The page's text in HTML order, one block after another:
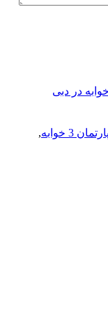
آپارتمان 3 خوابه
,